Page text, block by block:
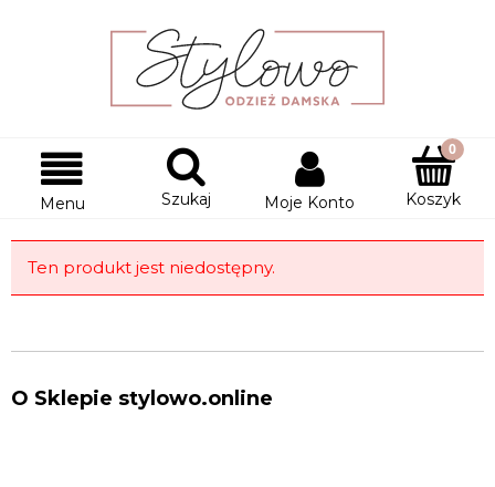
Menu Szukaj Moje Konto Koszyk
Ten produkt jest niedostępny.
O Sklepie stylowo.online